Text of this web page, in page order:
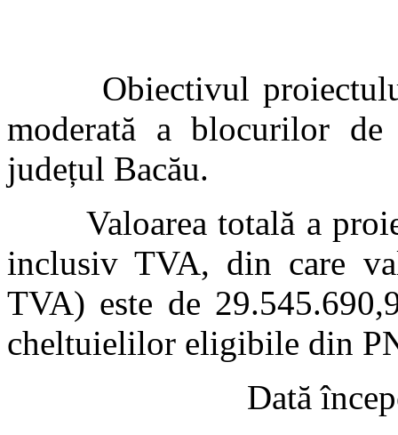
Obiectivul proiectului
moderată a blocurilor
județul Bacău.
Valoarea totală a
inclusiv TVA, din care
TVA) este de
cheltuielilor eligibile din
Dată